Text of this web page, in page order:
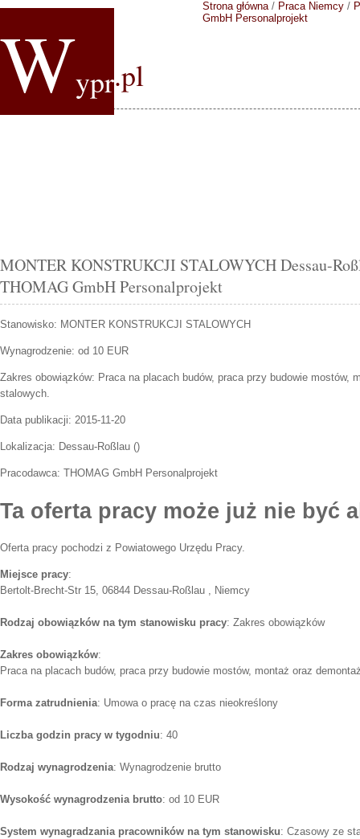
Wypr.pl
Strona główna/ Praca Niemcy /
GmbH Personalprojekt
MONTER KONSTRUKCJI STALOWYCH Dessau-
THOMAG GmbH Personalprojekt
Stanowisko: MONTER KONSTRUKCJI STALOWYCH
Wynagrodzenie: od 10 EUR
Zakres obowiązków: Praca na placach budów, praca przy budowie mostów,
stalowych.
Data publikacji: 2015-11-20
Lokalizacja: Dessau-Roßlau ()
Pracodawca: THOMAG GmbH Personalprojekt
Ta oferta pracy może już nie być
Oferta pracy pochodzi z Powiatowego Urzędu Pracy.
Miejsce pracy:
Bertolt-Brecht-Str 15, 06844 Dessau-Roßlau , Niemcy
Rodzaj obowiązków na tym stanowisku pracy: Zakres obowiązków
Zakres obowiązków:
Praca na placach budów, praca przy budowie mostów, montaż oraz
Forma zatrudnienia: Umowa o pracę na czas nieokreślony
Liczba godzin pracy w tygodniu: 40
Rodzaj wynagrodzenia: Wynagrodzenie brutto
Wysokość wynagrodzenia brutto: od 10 EUR
System wynagradzania pracowników na tym stanowisku: Czasowy ze